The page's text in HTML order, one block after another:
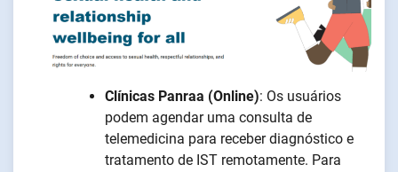
Clínicas Panraa (Online): Os usuários
podem agendar uma consulta de
telemedicina para receber diagnóstico e
tratamento de IST remotamente. Para